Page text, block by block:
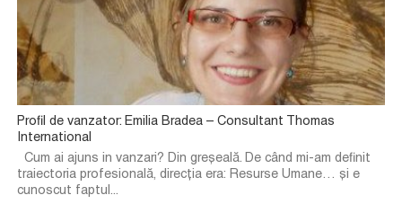
Profil de vanzator: Emilia Bradea – Consultant Thomas
International
Cum ai ajuns in vanzari? ​Din greșeală. De când mi-am definit
traiectoria profesională, direcția era: Resurse Umane… și e
cunoscut faptul...